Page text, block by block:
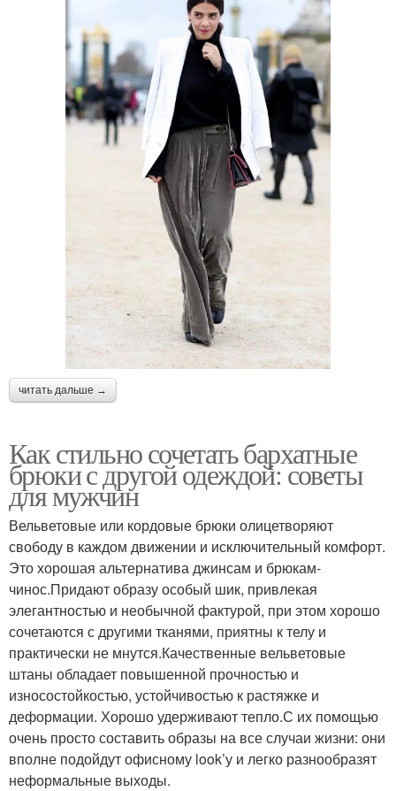
читать дальше →
Как стильно сочетать бархатные
брюки с другой одеждой: советы
для мужчин
Вельветовые или кордовые брюки олицетворяют
свободу в каждом движении и исключительный комфорт.
Это хорошая альтернатива джинсам и брюкам-
чинос.Придают образу особый шик, привлекая
элегантностью и необычной фактурой, при этом хорошо
сочетаются с другими тканями, приятны к телу и
практически не мнутся.Качественные вельветовые
штаны обладает повышенной прочностью и
износостойкостью, устойчивостью к растяжке и
деформации. Хорошо удерживают тепло.С их помощью
очень просто составить образы на все случаи жизни: они
вполне подойдут офисному look’у и легко разнообразят
неформальные выходы.